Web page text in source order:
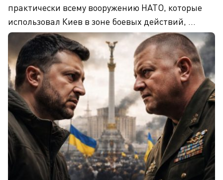
практически всему вооружению НАТО, которые
использовал Киев в зоне боевых действий, ...